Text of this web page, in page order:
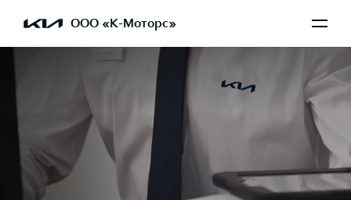
ООО «К-Моторс»